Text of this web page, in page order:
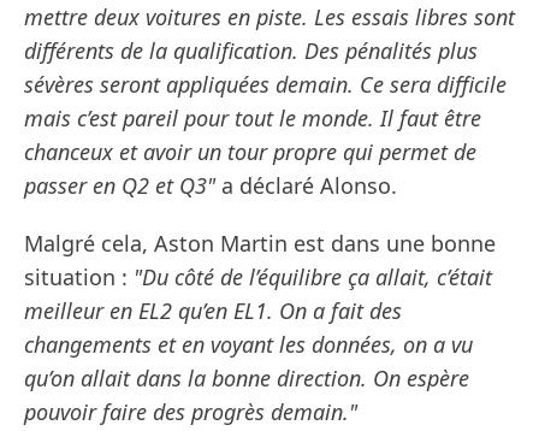
mettre deux voitures en piste. Les essais libres sont
différents de la qualification. Des pénalités plus
sévères seront appliquées demain. Ce sera difficile
mais c’est pareil pour tout le monde. Il faut être
chanceux et avoir un tour propre qui permet de
passer en Q2 et Q3"a déclaré Alonso.
Malgré cela, Aston Martin est dans une bonne
situation : "Du côté de l’équilibre ça allait, c’était
meilleur en EL2 qu’en EL1. On a fait des
changements et en voyant les données, on a vu
qu’on allait dans la bonne direction. On espère
pouvoir faire des progrès demain."